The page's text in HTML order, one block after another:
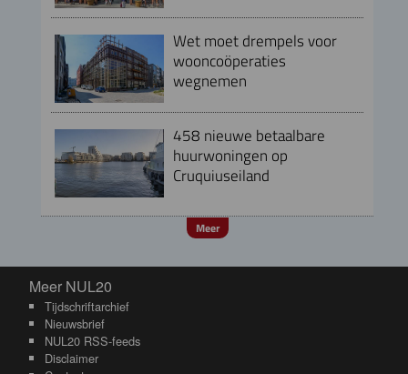
Wet moet drempels voor
wooncoöperaties
wegnemen
458 nieuwe betaalbare
huurwoningen op
Cruquiuseiland
Meer
Meer NUL20
Meer NUL20
Tijdschriftarchief
Nieuwsbrief
NUL20 RSS-feeds
Disclaimer